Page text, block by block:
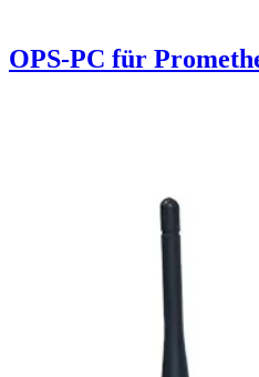
OPS-PC für